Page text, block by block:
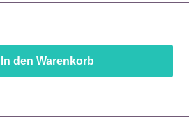
In den Warenkorb